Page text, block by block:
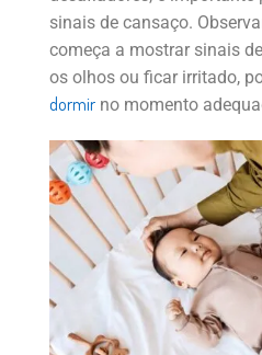
sinais de cansaço.
começa a mostrar sinais
os olhos ou ficar irritado,
dormir no momento